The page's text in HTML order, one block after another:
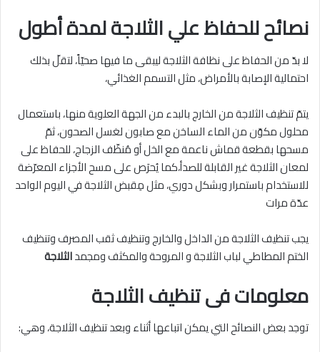
نصائح للحفاظ علي الثلاجة لمدة أطول
لا بدّ من الحفاظ على نظافة الثلاجة ليبقى ما فيها صحيّاً، لتقلّ بذلك
احتمالية الإصابة بالأمراض، مثل التسمم الغذائي،
يتمّ تنظيف الثلاجة من الخارج بالبدء من الجهة العلوية منها، باستعمال
محلول مكوّن من الماء الساخن مع صابون لغسل الصحون، ثمّ
مسحها بقطعة قماش ناعمة مع الخل أو مُنظّف الزجاج، للحفاظ على
لمعان الثلاجة غير القابلة للصدأ،كما يُحرَص على مسح الأجزاء المعرّضة
للاستخدام باستمرار وبشكل دوري، مثل مِقبض الثلاجة في اليوم الواحد
عدّة مرات
يجب تنظيف الثلاجة من الداخل والخارج وتنظيف ثقب المصرف وتنظيف
الختم المطاطي لباب الثلاجة و المروحة والمكثف ومجمدالثلاجة
معلومات فى تنظيف الثلاجة
توجد بعض النصائح التي يمكن اتباعها أثناء وبعد تنظيف الثلاجة، وهي: